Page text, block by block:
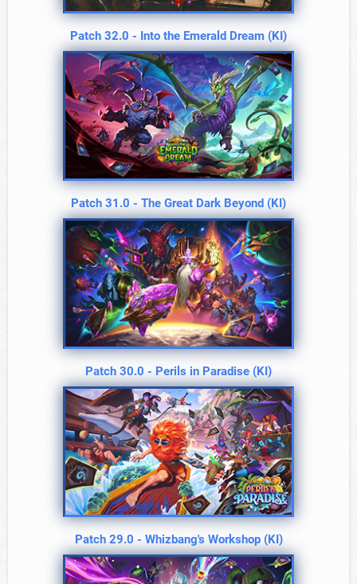
Patch 32.0 - Into the Emerald Dream (KI)
Patch 31.0 - The Great Dark Beyond (KI)
Patch 30.0 - Perils in Paradise (KI)
Patch 29.0 - Whizbang's Workshop (KI)